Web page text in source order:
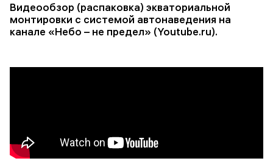
Видеообзор (распаковка) экваториальной
монтировки с системой автонаведения на
канале «Небо – не предел» (Youtube.ru).